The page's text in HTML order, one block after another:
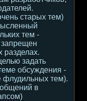
старых тем)
тем -
запрещен
разделах.
задать
обсуждения -
флудильных тем).
в